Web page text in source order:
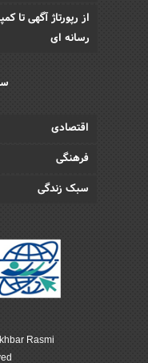
از رپورتاژ آگهی تا
رسانه ای
اقتصادی
فرهنگی
سبک زندگی
Rasmi